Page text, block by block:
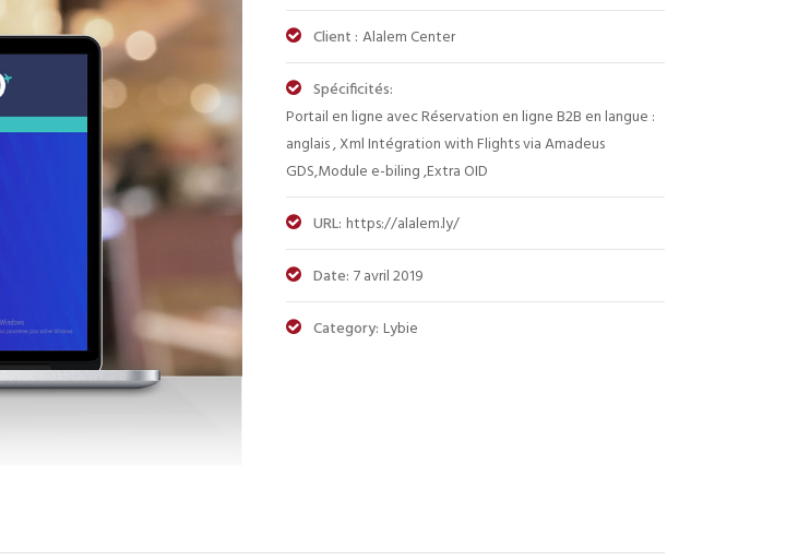
Client : Alalem Center
Spécificités:
Portail en ligne avec Réservation en ligne B2B en langue :
anglais , Xml Intégration with Flights via Amadeus
GDS,Module e-biling ,Extra OID
URL: https://alalem.ly/
Date: 7 avril 2019
Category: Lybie